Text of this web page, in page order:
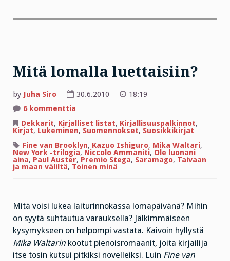
Mitä lomalla luettaisiin?
by Juha Siro 30.6.2010
18:19
6 kommenttia
lomalla
luettaisiin?
Dekkarit, Kirjalliset listat, Kirjallisuuspalkinnot,
Kirjat, Lukeminen, Suomennokset, Suosikkikirjat
Fine van Brooklyn, Kazuo Ishiguro, Mika Waltari,
New York -trilogia, Niccolo Ammaniti, Ole luonani
aina, Paul Auster, Premio Stega, Saramago, Taivaan
ja maan väliltä, Toinen minä
Mitä voisi lukea laiturinnokassa lomapäivänä? Mihin
on syytä suhtautua varauksella? Jälkimmäiseen
kysymykseen on helpompi vastata. Kaivoin hyllystä
Mika Waltarin kootut pienoisromaanit, joita kirjailija
itse tosin kutsui pitkiksi novelleiksi. Luin Fine van